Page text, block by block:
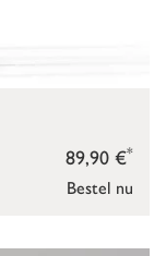
Bestel nu
89,90 €*